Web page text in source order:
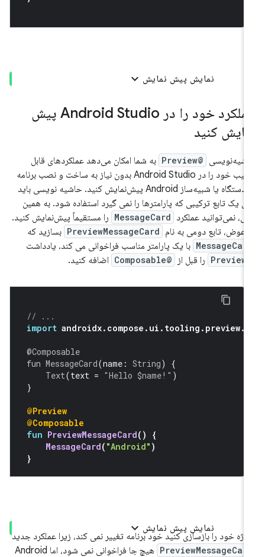
نمایش پیش نمایش
عملکرد خود را در Android Studio پیش
کنید
@Preview
به شما امکان می‌دهد عملکردهای قابل
ترکیب خود را در Android Studio بدون نیاز به ساخت و نصب برنامه
در دستگاه یا شبیه‌ساز Android پیش‌نمایش کنید. حاشیه نویسی باید
یک تابع ترکیبی که پارامترها را نمی گیرد استفاده شود. به همین
نمی‌توانید عملکرد MessageCard را مستقیماً پیش‌نمایش کنید.
عوض، تابع دومی به نام PreviewMessageCard بسازید که
با یک پارامتر مناسب فراخوانی می کند. یادداشت
را قبل از @Composable اضافه کنید.
// ...
import androidx.compose. ui.tooling.preview
@Composable
fun MessageCard(name: String
Text(text = "Hello $name!"
@Preview
@Composable
fun PreviewMessageCard ()
MessageCard("Android"
نمایش پیش نمایش
خود را بازسازی کنید خود برنامه تغییر نمی کند، زیرا عملکرد جدید
هیچ جا فراخوانی نمی شود، اما Android